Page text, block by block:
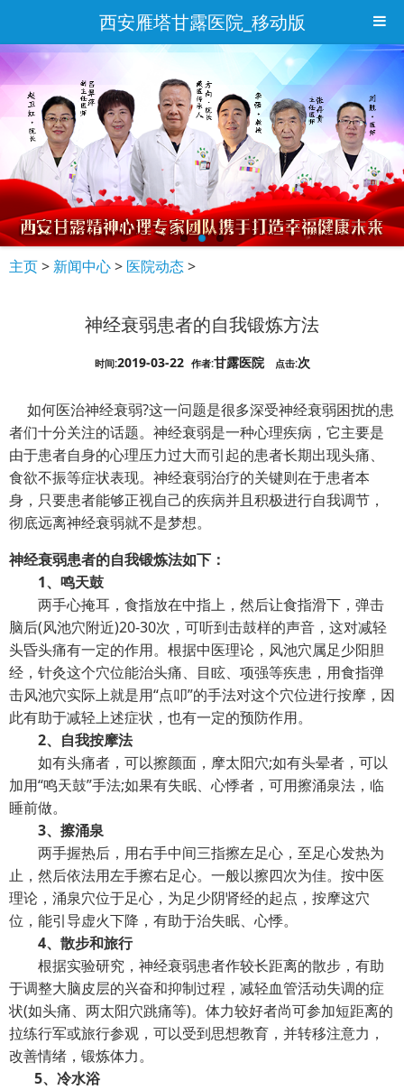
西安雁塔甘露医院_移动版
主页> 新闻中心> 医院动态>
神经衰弱患者的自我锻炼方法
时间:2019-03-22 作者:甘露医院 点击:次
如何医治神经衰弱?这一问题是很多深受神经衰弱困扰的患
者们十分关注的话题。神经衰弱是一种心理疾病，它主要是
由于患者自身的心理压力过大而引起的患者长期出现头痛、
食欲不振等症状表现。神经衰弱治疗的关键则在于患者本
身，只要患者能够正视自己的疾病并且积极进行自我调节，
彻底远离神经衰弱就不是梦想。
神经衰弱患者的自我锻炼法如下：
1、鸣天鼓
两手心掩耳，食指放在中指上，然后让食指滑下，弹击
脑后(风池穴附近)20-30次，可听到击鼓样的声音，这对减轻
头昏头痛有一定的作用。根据中医理论，风池穴属足少阳胆
经，针灸这个穴位能治头痛、目眩、项强等疾患，用食指弹
击风池穴实际上就是用“点叩”的手法对这个穴位进行按摩，因
此有助于减轻上述症状，也有一定的预防作用。
2、自我按摩法
如有头痛者，可以擦颜面，摩太阳穴;如有头晕者，可以
加用“鸣天鼓”手法;如果有失眠、心悸者，可用擦涌泉法，临
睡前做。
3、擦涌泉
两手握热后，用右手中间三指擦左足心，至足心发热为
止，然后依法用左手擦右足心。一般以擦四次为佳。按中医
理论，涌泉穴位于足心，为足少阴肾经的起点，按摩这穴
位，能引导虚火下降，有助于治失眠、心悸。
4、散步和旅行
根据实验研究，神经衰弱患者作较长距离的散步，有助
于调整大脑皮层的兴奋和抑制过程，减轻血管活动失调的症
状(如头痛、两太阳穴跳痛等)。体力较好者尚可参加短距离的
拉练行军或旅行参观，可以受到思想教育，并转移注意力，
改善情绪，锻炼体力。
5、冷水浴